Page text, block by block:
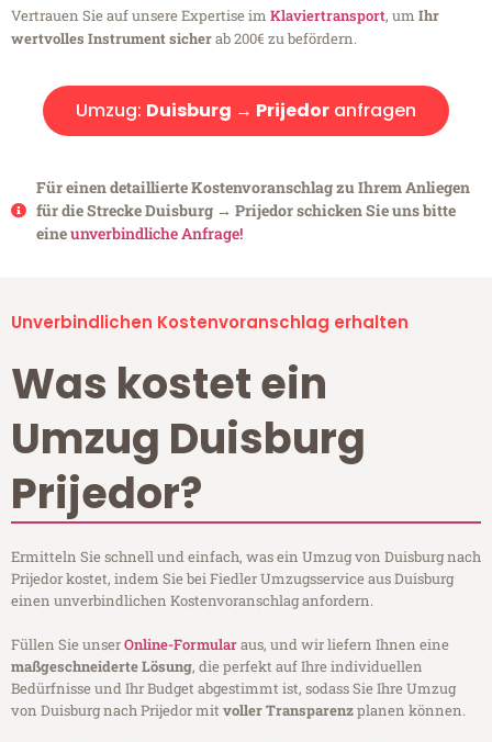
Vertrauen Sie auf unsere Expertise im Klaviertransport, um Ihr
wertvolles Instrument sicherab 200€ zu befördern.
Umzug: Duisburg → Prijedor anfragen
Für einen detaillierte Kostenvoranschlag zu Ihrem Anliegen
für die Strecke Duisburg → Prijedor schicken Sie uns bitte
eineunverbindliche Anfrage!
Unverbindlichen Kostenvoranschlag erhalten
Was kostet ein
Umzug Duisburg
Prijedor?
Ermitteln Sie schnell und einfach, was ein Umzug von Duisburg nach
Prijedor kostet, indem Sie bei Fiedler Umzugsservice aus Duisburg
einen unverbindlichen Kostenvoranschlag anfordern.
Füllen Sie unserOnline-Formularaus, und wir liefern Ihnen eine
maßgeschneiderte Lösung, die perfekt auf Ihre individuellen
Bedürfnisse und Ihr Budget abgestimmt ist, sodass Sie Ihre Umzug
von Duisburg nach Prijedor mitvoller Transparenzplanen können.